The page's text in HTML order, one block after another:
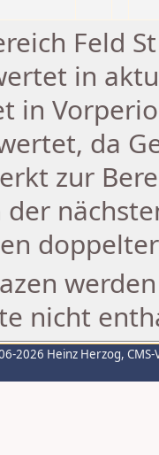
Feld
in
in
da
zur
der
nicht
2026 Heinz Herzog,